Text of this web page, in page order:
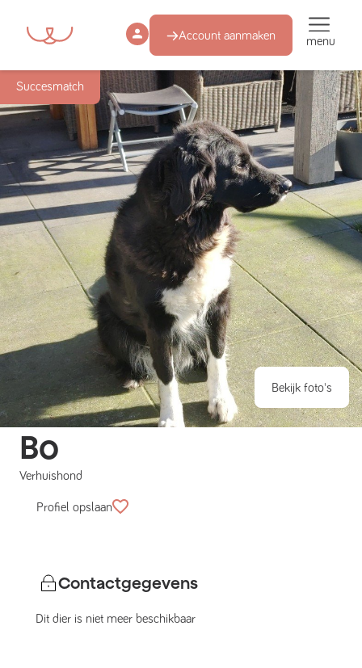
Account aanmaken menu
Succesmatch
Bekijk foto's
Bo
Verhuishond
Profiel opslaan
Contactgegevens
Dit dier is niet meer beschikbaar